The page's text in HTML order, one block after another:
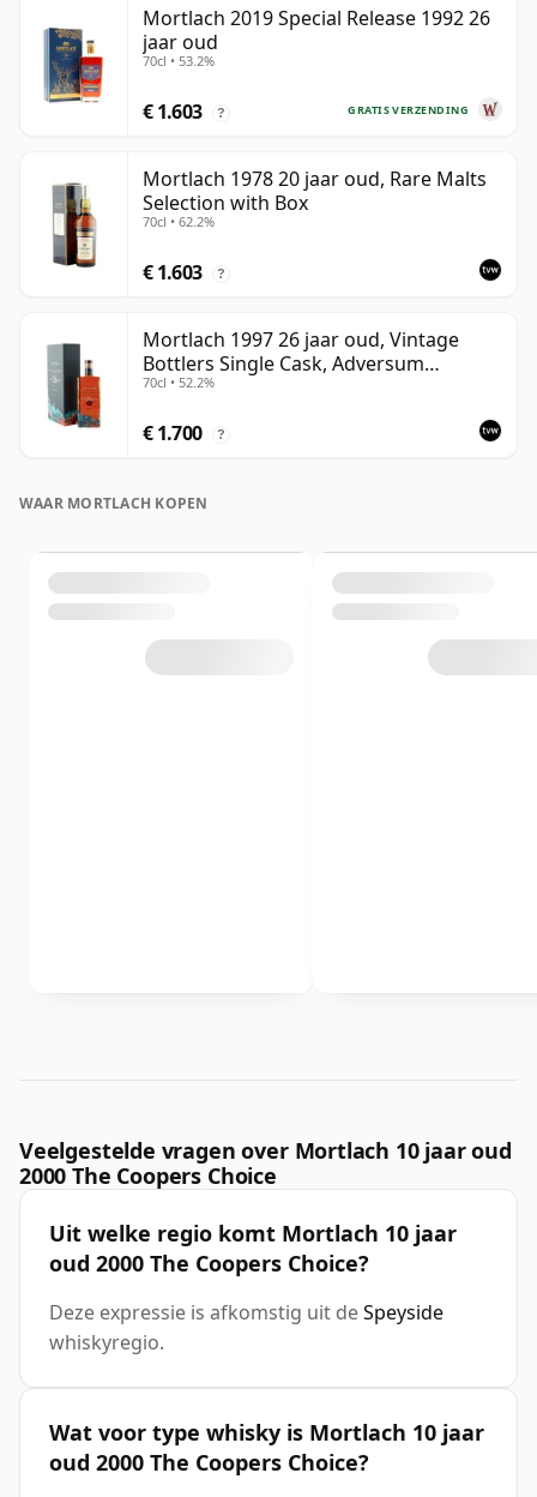
Mortlach 2019 Special Release 1992 26
jaar oud
70cl • 53.2%
GRATIS VERZENDING
€ 1.603 ?
Mortlach 1978 20 jaar oud, Rare Malts
Selection with Box
70cl • 62.2%
€ 1.603 ?
Mortlach 1997 26 jaar oud, Vintage
Bottlers Single Cask, Adversum
Element Series - Water
70cl • 52.2%
€ 1.700 ?
WAAR MORTLACH KOPEN
Veelgestelde vragen over Mortlach 10 jaar oud
2000 The Coopers Choice
Uit welke regio komt Mortlach 10 jaar
oud 2000 The Coopers Choice?
Deze expressie is afkomstig uit deSpeyside
whiskyregio.
Wat voor type whisky is Mortlach 10 jaar
oud 2000 The Coopers Choice?